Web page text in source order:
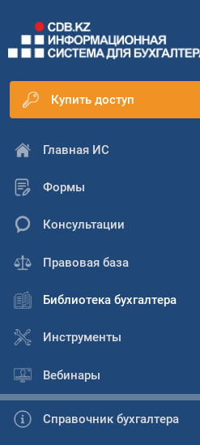
Купить доступ
Главная ИС
Формы
Консультации
Правовая база
Библиотека бухгалтера
Инструменты
Вебинары
Справочник бухгалтера